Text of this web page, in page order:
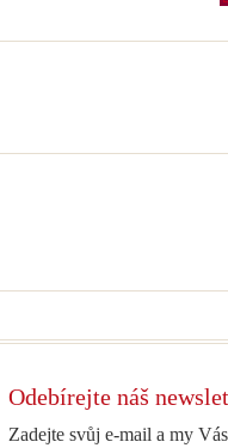
Odebírejte náš
Zadejte svůj e-mail a my